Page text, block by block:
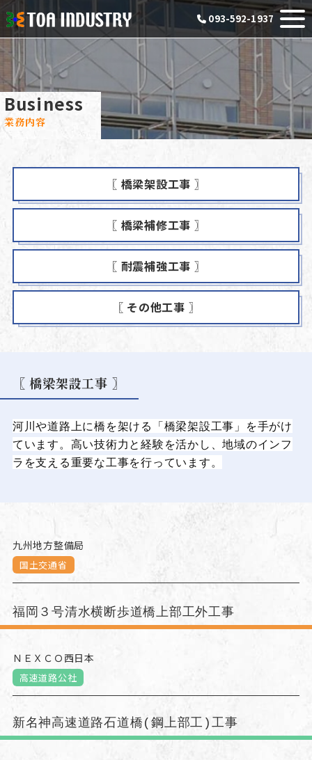
業務内容
Business
〖 橋梁架設工事 〗
〖 橋梁補修工事 〗
〖 耐震補強工事 〗
〖 その他工事 〗
〖 橋梁架設工事 〗
河川や道路上に橋を架ける「橋梁架設工事」を手がけ
ています。高い技術力と経験を活かし、地域のインフ
ラを支える重要な工事を行っています。
九州地方整備局
国土交通省
福岡３号清水横断歩道橋上部工外工事
ＮＥＸＣＯ西日本
高速道路公社
新名神高速道路石道橋(鋼上部工)工事
093-592-1937